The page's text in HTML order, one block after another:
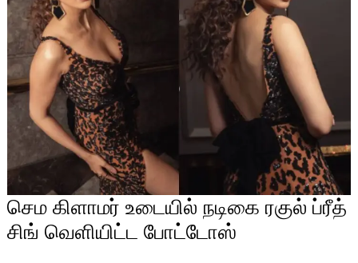
செம கிளாமர் உடையில் நடிகை ரகுல் ப்ரீத்
சிங் வெளியிட்ட போட்டோஸ்